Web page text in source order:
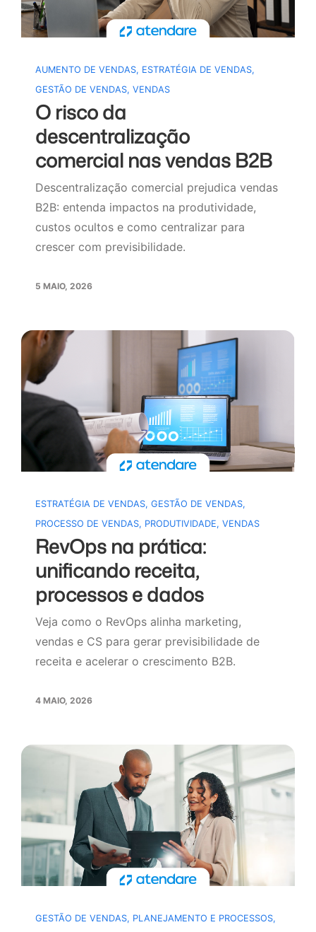
AUMENTO DE VENDAS, ESTRATÉGIA DE VENDAS,
GESTÃO DE VENDAS, VENDAS
O risco da
descentralização
comercial nas vendas B2B
Descentralização comercial prejudica vendas
B2B: entenda impactos na produtividade,
custos ocultos e como centralizar para
crescer com previsibilidade.
5 MAIO, 2026
ESTRATÉGIA DE VENDAS, GESTÃO DE VENDAS,
PROCESSO DE VENDAS, PRODUTIVIDADE, VENDAS
RevOps na prática:
unificando receita,
processos e dados
Veja como o RevOps alinha marketing,
vendas e CS para gerar previsibilidade de
receita e acelerar o crescimento B2B.
4 MAIO, 2026
GESTÃO DE VENDAS, PLANEJAMENTO E PROCESSOS,